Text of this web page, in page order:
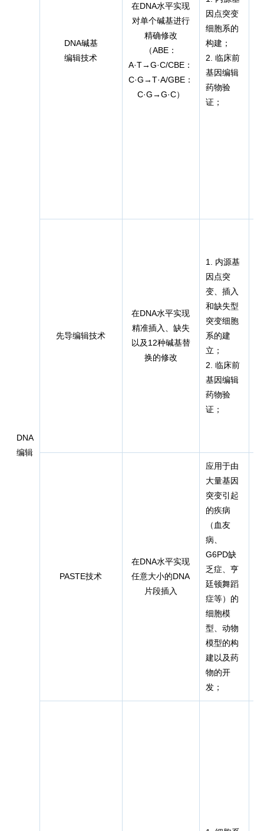
DNA
编辑
DNA碱基
编辑技术
在DNA水平实现
对单个碱基进行
精确修改
（ABE：
A·T→G·C/CBE：
C·G→T·A/GBE：
C·G→G·C）
因点突变
细胞系的
构建；
2. 临床前
基因编辑
药物验
证；
先导编辑技术
在DNA水平实现
精准插入、缺失
以及12种碱基替
换的修改
1. 内源基
因点突
变、插入
和缺失型
突变细胞
系的建
立；
2. 临床前
基因编辑
药物验
证；
PASTE技术
在DNA水平实现
任意大小的DNA
片段插入
应用于由
大量基因
突变引起
的疾病
（血友
病、
G6PD缺
乏症、亨
廷顿舞蹈
症等）的
细胞模
型、动物
模型的构
建以及药
物的开
发；